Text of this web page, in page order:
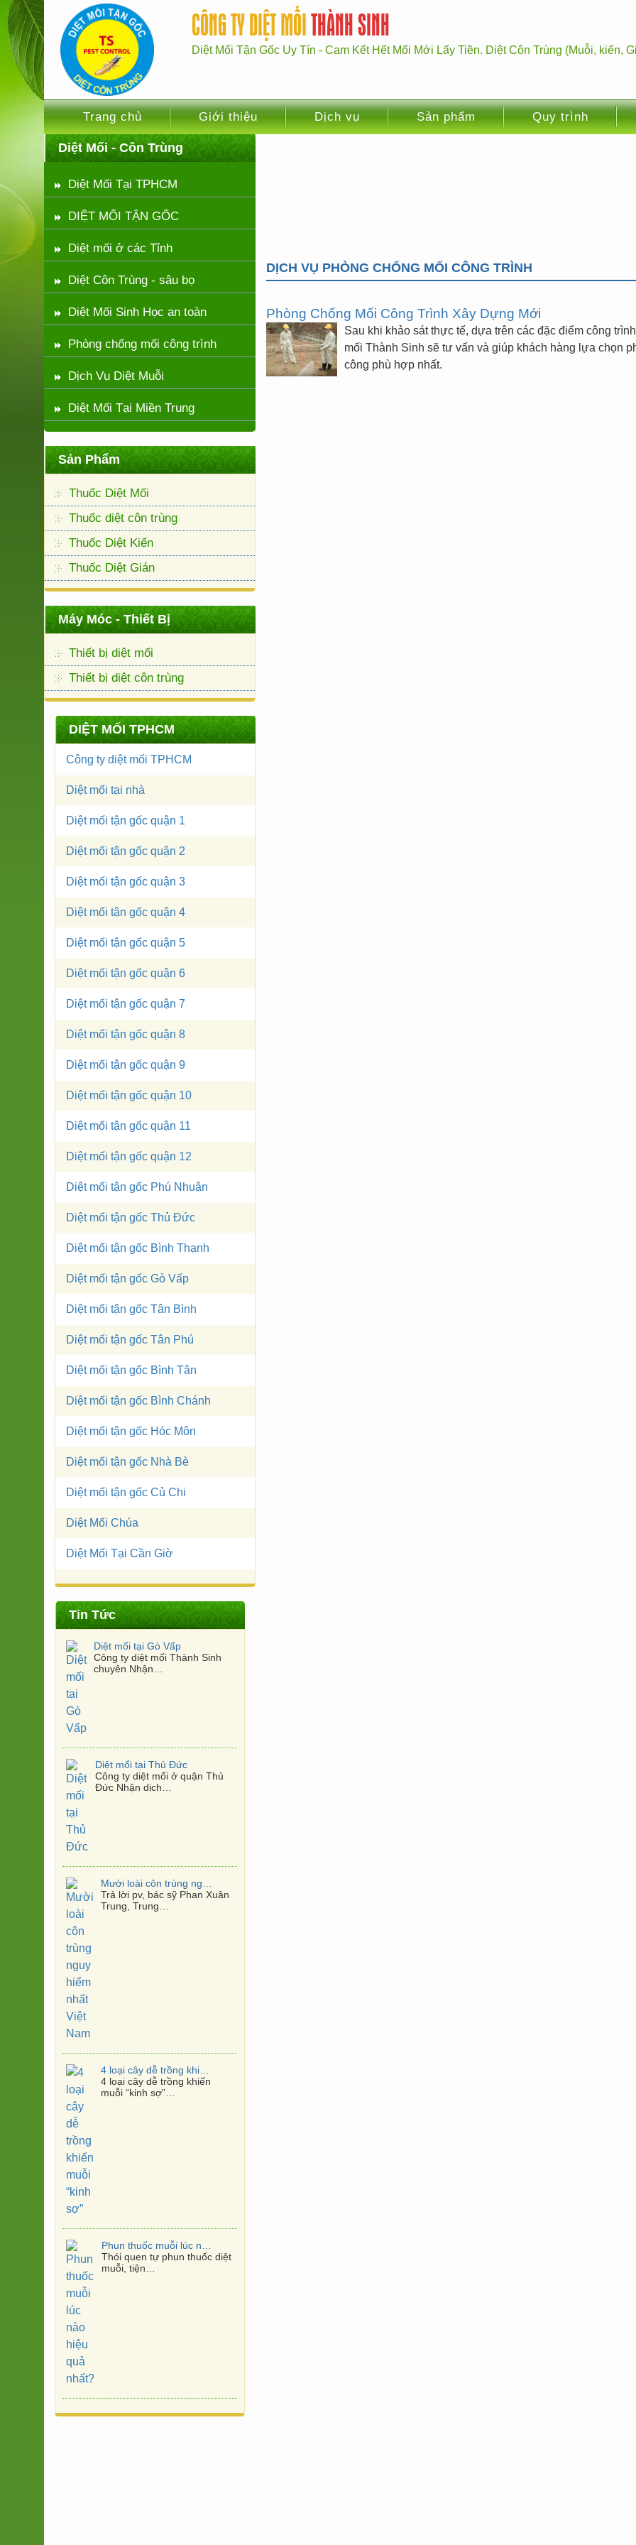
CÔNG TY DIỆT MỐITHÀNH SINH
Diệt Mối Tận Gốc Uy Tín - Cam Kết Hết Mối Mới Lấy Tiền. Diệt Côn Trùng (Muỗi, kiến,
Trang chủ Giới thiệu Dịch vụ Sản phẩm Quy trình
DỊCH VỤ PHÒNG CHỐNG MỐI CÔNG TRÌNH
Phòng Chống Mối Công Trình Xây Dựng Mới
Sau khi khảo sát thực tế, dựa trên các đặc điểm công
mối Thành Sinh sẽ tư vấn và giúp khách hàng lựa chọn
công phù hợp nhất.
Diệt Mối - Côn Trùng
Diệt Mối Tại TPHCM
DIỆT MỐI TẬN GỐC
Diệt mối ở các Tỉnh
Diệt Côn Trùng - sâu bọ
Diệt Mối Sinh Học an toàn
Phòng chống mối công trình
Dịch Vụ Diệt Muỗi
Diệt Mối Tại Miền Trung
Sản Phẩm
Thuốc Diệt Mối
Thuốc diệt côn trùng
Thuốc Diệt Kiến
Thuốc Diệt Gián
Máy Móc - Thiết Bị
Thiết bị diệt mối
Thiết bị diệt côn trùng
DIỆT MỐI TPHCM
Công ty diệt mối TPHCM
Diệt mối tại nhà
Diệt mối tận gốc quận 1
Diệt mối tận gốc quận 2
Diệt mối tận gốc quận 3
Diệt mối tận gốc quận 4
Diệt mối tận gốc quận 5
Diệt mối tận gốc quận 6
Diệt mối tận gốc quận 7
Diệt mối tận gốc quận 8
Diệt mối tận gốc quận 9
Diệt mối tận gốc quận 10
Diệt mối tận gốc quận 11
Diệt mối tận gốc quận 12
Diệt mối tận gốc Phú Nhuận
Diệt mối tận gốc Thủ Đức
Diệt mối tận gốc Bình Thạnh
Diệt mối tận gốc Gò Vấp
Diệt mối tận gốc Tân Bình
Diệt mối tận gốc Tân Phú
Diệt mối tận gốc Bình Tân
Diệt mối tận gốc Bình Chánh
Diệt mối tận gốc Hóc Môn
Diệt mối tận gốc Nhà Bè
Diệt mối tận gốc Củ Chi
Diệt Mối Chúa
Diệt Mối Tại Cần Giờ
Tin Tức
Diệt mối tại Thủ Đức
Công ty diệt mối ở quận Thủ
Đức Nhận dịch…
Trả lời pv, bác sỹ Phan Xuân
Trung, Trung…